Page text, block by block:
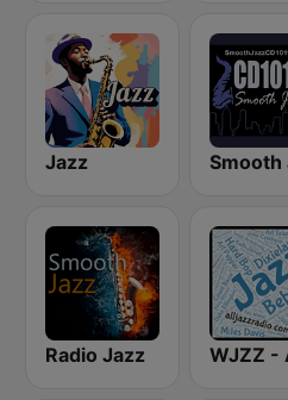
Jazz
Radio Jazz